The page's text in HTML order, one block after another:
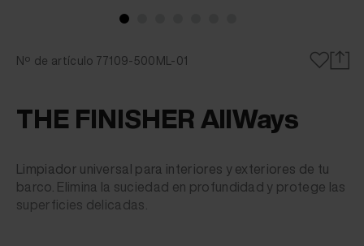
Nº de artículo 77109-500ML-01
THE FINISHER AllWays
Limpiador universal para interiores y exteriores de tu
barco. Elimina la suciedad en profundidad y protege las
superficies delicadas.